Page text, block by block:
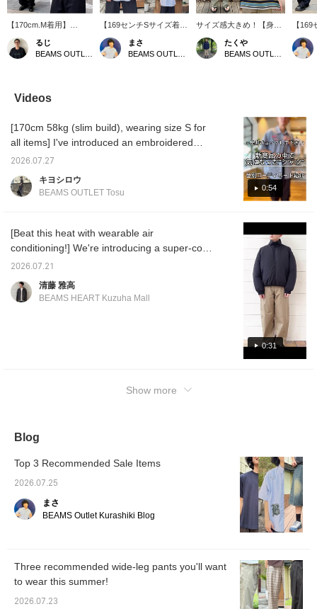
【170cm.M着用】
BEAMS HEARTよりメラ
ンジブルゾンが入荷しま
した。ゆったりしたシル
す。ウールのようなメラ
ンジ感のある素材で、肉
軽やかな着心地も魅力の
ひとつ。イチオシブルゾ
ンですので、ぜひこの機
会にチェックを。【お気
マイル"たまり気になる
アイテムを保存でき、
まります。
るじ
【169センチSサイズ着
用】 レタードワッペンが
あしらわれたボタンダウ
ンシャツのご紹介です。
ングがおすすめです！ボ
タンダウンのためカジュ
イル"たまり気になるアイ
と"100マイル"たまります
まさ
サイズ感大きめ！【身
長:172cm Mサイズ着用】
ゆったりとしたボーダーt
シャツの紹介です！ゆっ
にもお使いできるため春
秋にも活躍できるアイテ
ムなのでおすすめです！
お気に入りのアイテムが
ありましたら【フォロ
ー】や【♡+ お気に入
り】でいつでも見返すこ
とが出来ます！
たくや
【
用】
チノ
す！
パン
てお
性抜
っと
カー
す！
【お
と"50
Videos
0:54
[170cm 58kg (slim build), wearing size S for
all items] I've introduced an embroidered
shirt that caught my eye while browsing the
like the feel of the fabric—it's crisp and firm
outfits for reference. Pressing [Favorite ♡+]
will earn you 50 miles to save items you're
interested in, and [Follow ♡+] will earn you
2026.07.27
キヨシロウ
BEAMS OUTLET Tosu
0:31
[Beat this heat with wearable air
conditioning!] We're introducing a super-cool
styling recommendation to help you get
through this heatwave! For the inner layer,
we've chosen a cool and comfortable Henley
Nylon Blouson with Fan! The moment you
have outfit for this summer that combines
this post, we recommend adding it to your
favorites with a ♡. You can earn 50 miles by
tapping it. Furthermore, you'll receive 100
miles if you follow us from our profile. Be
2026.07.21
清藤 雅高
BEAMS HEART Kuzuha Mall
Show more
Blog
Top 3 Recommended Sale Items
2026.07.25
まさ
BEAMS Outlet Kurashiki Blog
Three recommended wide-leg pants you'll want
to wear this summer!
2026.07.23